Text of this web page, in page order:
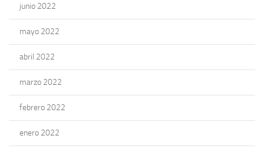
junio 2022
mayo 2022
abril 2022
marzo 2022
febrero 2022
enero 2022